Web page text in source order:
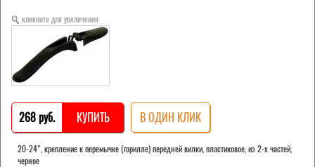
кликните для увеличения
268 pуб. КУПИТЬ В ОДИН КЛИК
20-24", крепление к перемычке (горилле) передней вилки, пластиковое, из 2-х частей,
черное